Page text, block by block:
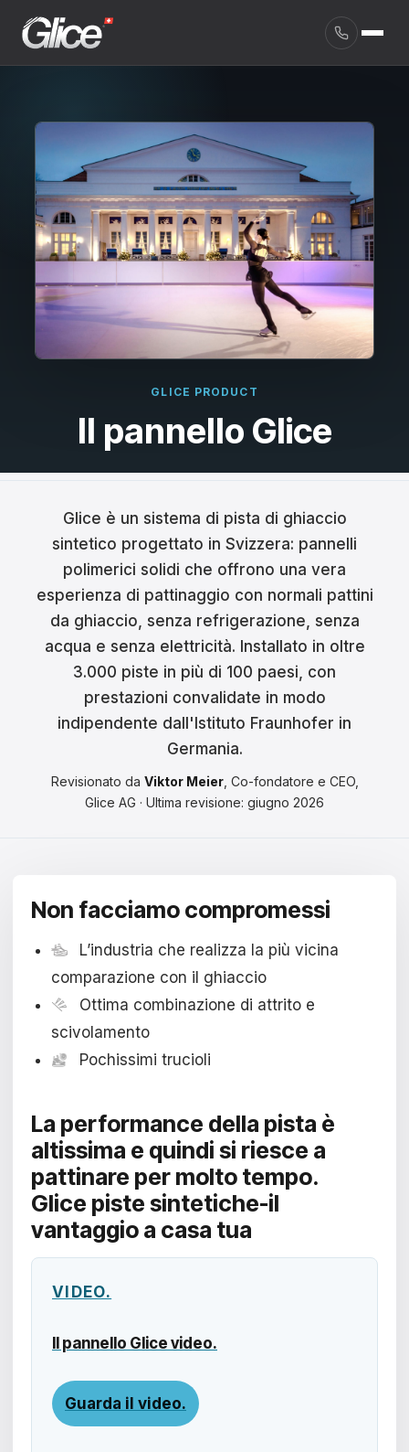
English
Français
Nederlands
Italiano
Español
Português
Dansk
Svenska
Norsk
Polski
Hrvatski
Română
日本語
한국어
中文
Slovenčina
Türkçe
العربية
GLICE PRODUCT
Il pannello Glice
Glice è un sistema di pista di ghiaccio
sintetico progettato in Svizzera: pannelli
polimerici solidi che offrono una vera
esperienza di pattinaggio con normali pattini
da ghiaccio, senza refrigerazione, senza
acqua e senza elettricità. Installato in oltre
3.000 piste in più di 100 paesi, con
prestazioni convalidate in modo
indipendente dall'Istituto Fraunhofer in
Germania.
Revisionato da Viktor Meier, Co-fondatore e CEO,
Glice AG · Ultima revisione: giugno 2026
Non facciamo compromessi
L’industria che realizza la più vicina
comparazione con il ghiaccio
Ottima combinazione di attrito e
scivolamento
Pochissimi trucioli
La performance della pista è
altissima e quindi si riesce a
pattinare per molto tempo.
Glice piste sintetiche-il
vantaggio a casa tua
VIDEO.
Il pannello Glice video.
Guarda il video.